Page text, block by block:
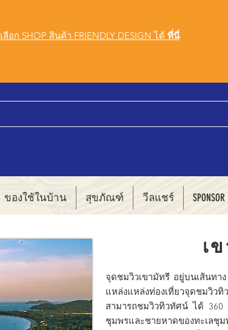
เลือก SHOP สินค้า FRIENDLY DESIGN ได้ ที่นี่
ของใช้ในบ้าน สุขภัณฑ์ วีลแชร์ SPONSOR
เ
จุดชมวิวเขามัทรี อยู่บนเส้นท
แหล่งแหล่งท่องเที่ยวจุดชมวิว
สามารถชมวิวทิวทัศน์ ได้
ชุมพรและชายหาดของทะเลชุ